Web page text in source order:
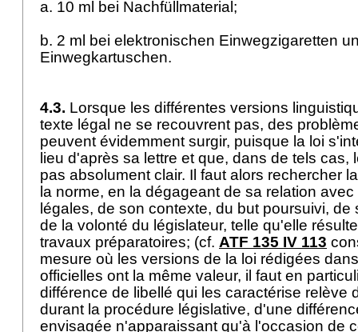
a. 10 ml bei Nachfüllmaterial;
b. 2 ml bei elektronischen Einwegzigaretten
Einwegkartuschen.
4.3. Lorsque les différentes versions
texte légal ne se recouvrent pas, des
peuvent évidemment surgir, puisque la loi
lieu d'après sa lettre et que, dans de tels cas,
pas absolument clair. Il faut alors rechercher
la norme, en la dégageant de sa relation
légales, de son contexte, du but poursuivi, de
de la volonté du législateur, telle qu'elle
travaux préparatoires; (cf. ATF 135 IV 113
mesure où les versions de la loi rédigées
officielles ont la même valeur, il faut en
différence de libellé qui les caractérise relève
durant la procédure législative, d'une
envisagée n'apparaissant qu'à l'occasion de